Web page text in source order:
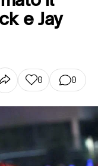
e Jay
0 0